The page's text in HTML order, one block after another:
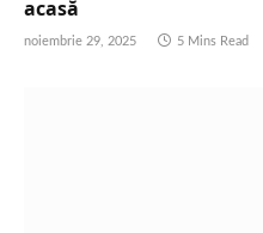
acasă
noiembrie 29, 2025 5 Mins Read